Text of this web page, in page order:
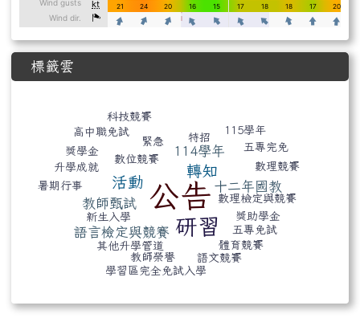
標籤雲
高中職免試
科技競賽
獎學金
緊急 特招
115學年
五專完免
升學成就
數位競賽
114學年
活動
轉知
數理競賽
暑期行事
公告 十二年國教
教師甄試
數理檢定與競賽
語言檢定與競賽
新生入學 研習
語文競賽
體育競賽
五專免試
獎助學金
其他升學管道
學習區完全免試入學
教師榮譽